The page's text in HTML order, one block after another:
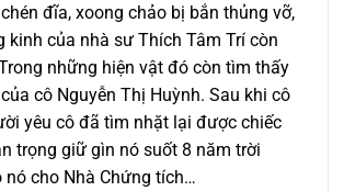
đĩa, xoong chảo bị bắn thủng vỡ,
kinh của nhà sư Thích Tâm Trí còn
những hiện vật đó còn tìm thấy
cô Nguyễn Thị Huỳnh. Sau khi cô
yêu cô đã tìm nhặt lại được chiếc
trọng giữ gìn nó suốt 8 năm trời
cho Nhà Chứng tích…